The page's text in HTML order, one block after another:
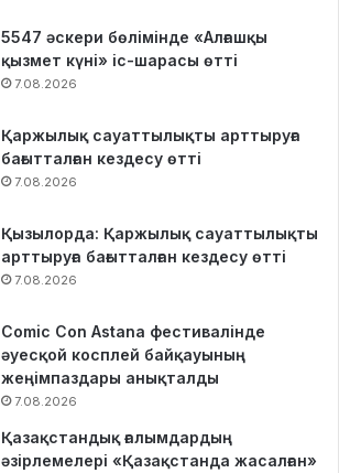
5547 әскери бөлімінде «Алғашқы
қызмет күні» іс-шарасы өтті
7.08.2026
Қаржылық сауаттылықты арттыруға
бағытталған кездесу өтті
7.08.2026
Қызылорда: Қаржылық сауаттылықты
арттыруға бағытталған кездесу өтті
7.08.2026
Comic Con Astana фестивалінде
әуесқой косплей байқауының
жеңімпаздары анықталды
7.08.2026
Қазақстандық ғалымдардың
әзірлемелері «Қазақстанда жасалған»